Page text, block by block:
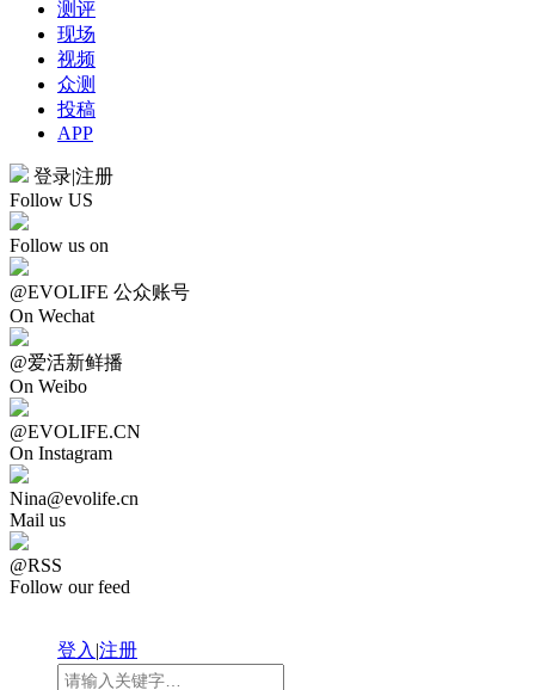
测评
现场
视频
众测
投稿
APP
登录|注册
Follow US
Follow us on
@EVOLIFE 公众账号
On Wechat
@爱活新鲜播
On Weibo
@EVOLIFE.CN
On Instagram
Nina@evolife.cn
Mail us
@RSS
Follow our feed
登入|注册